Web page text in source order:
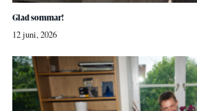
Glad sommar!
12 juni, 2026